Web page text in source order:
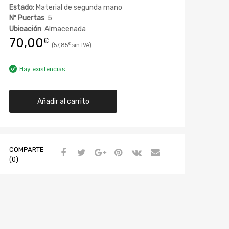
Estado: Material de segunda mano
Nº Puertas: 5
Ubicación: Almacenada
70,00€ 57,85€
Hay existencias
Añadir al carrito
COMPARTE
(0)